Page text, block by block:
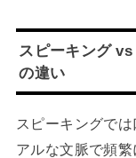
スピーキング
の違い
スピーキングで
アルな文脈で頻